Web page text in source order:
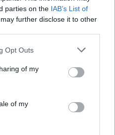
parties on the IAB’s List of
further disclose it to other
uses one or more Google
behaviour. You may click to
and its third-party tags to
purposes in below Google
Opt Outs
of my
of my